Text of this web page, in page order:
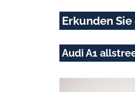
Erkunden
Audi A1